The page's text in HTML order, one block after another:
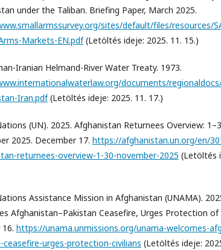
under the Taliban. Briefing Paper, March 2025.
sites/default/files/resources/
Markets-EN.pdf(Letöltés ideje: 2025. 11. 15.)
Iranian Helmand-River Water Treaty. 1973.
documents/regionaldocs/
Iran.pdf(Letöltés ideje: 2025. 11. 17.)
(UN). 2025. Afghanistan Returnees Overview:
2025. December 17. https://afghanistan.un.org/en/
returnees-overview-1-30-november-2025 (Letöltés
Assistance Mission in Afghanistan (UNAMA).
Afghanistan–Pakistan Ceasefire, Urges Protection of
https://unama.unmissions.org/unama-welcomes-
ceasefire-urges-protection-civilians (Letöltés ideje: